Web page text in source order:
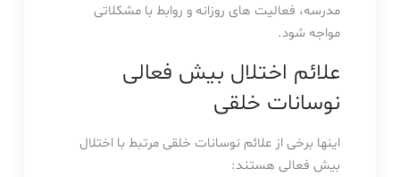
مدرسه، فعالیت های روزانه و روابط با مشکلاتی
مواجه شود.
علائم اختلال بیش فعالی
نوسانات خلقی
اینها برخی از علائم نوسانات خلقی مرتبط با اختلال
بیش فعالی هستند: